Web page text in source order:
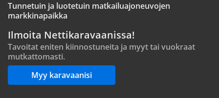
Tunnetuin ja luotetuin matkailuajoneuvojen
markkinapaikka
Ilmoita Nettikaravaanissa!
Tavoitat eniten kiinnostuneita ja myyt tai vuokraat
mutkattomasti.
Myy karavaanisi